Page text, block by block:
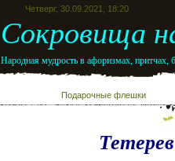
Четверг, 30.09.2021, 18:20
Сокровища
Народная мудрость в афоризмах, притчах,
Подарочные
Тетерев